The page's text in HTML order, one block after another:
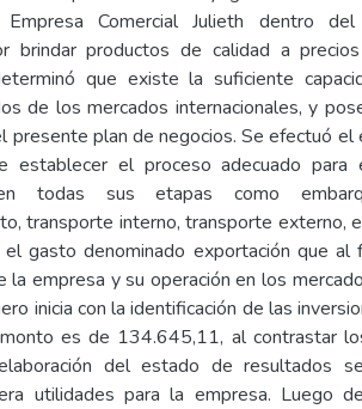
Empresa Comercial Julieth dentro
brindar productos de calidad a
que existe la suficiente
de los mercados internacionales, y
presente plan de negocios. Se efectuó el
establecer el proceso adecuado
todas sus etapas como
transporte interno, transporte externo,
gasto denominado exportación que al
la empresa y su operación en los
inicia con la identificación de las
es de 134.645,11, al contrastar
del estado de resultados
utilidades para la empresa. Luego